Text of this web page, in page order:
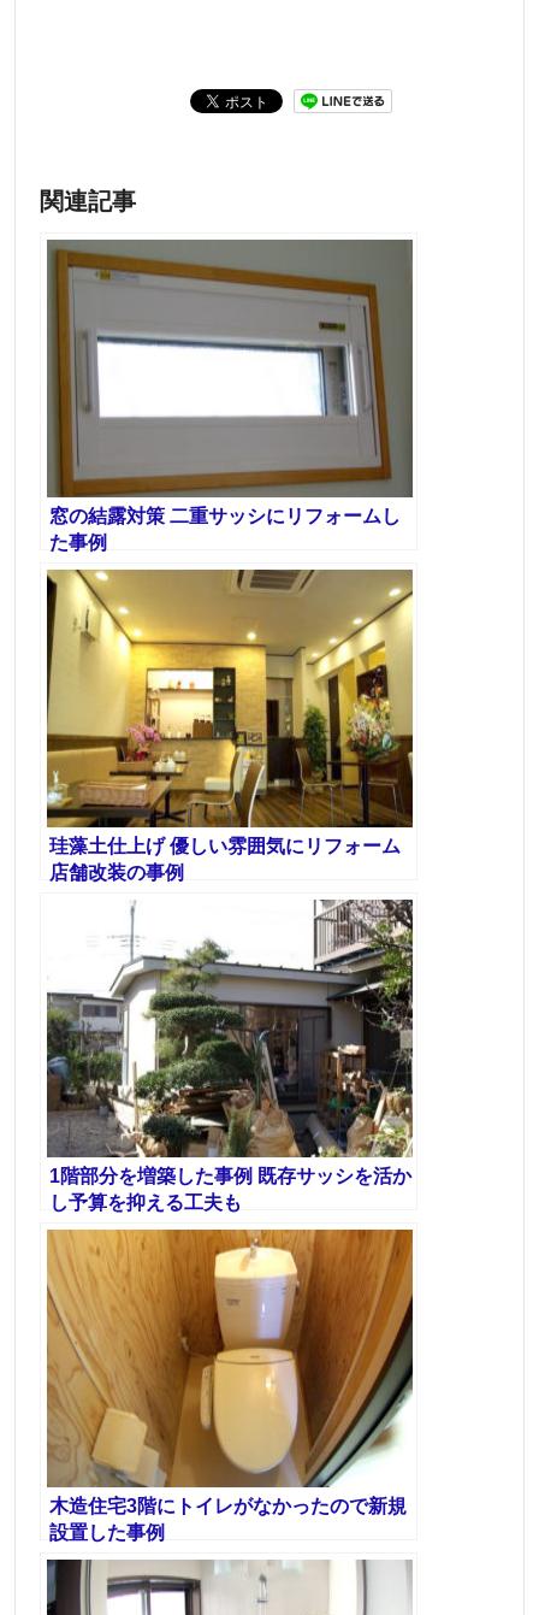
関連記事
窓の結露対策 二重サッシにリフォームし
た事例
珪藻土仕上げ 優しい雰囲気にリフォーム
店舗改装の事例
1階部分を増築した事例 既存サッシを活か
し予算を抑える工夫も
木造住宅3階にトイレがなかったので新規
設置した事例